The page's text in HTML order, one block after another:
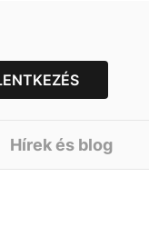
Hírek és blog